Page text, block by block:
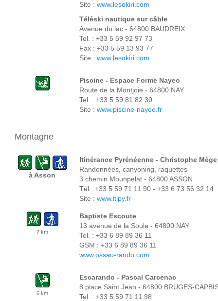
Site : www.lesokiri.com
Téléski nautique sur câble
Avenue du lac - 64800 BAUDREIX
Tel. : +33 5 59 92 97 73
Fax : +33 5 59 13 93 77
Site : www.lesokiri.com
Piscine - Espace Forme Nayeo
Route de la Montjoie - 64800 NAY
Tel. : +33 5 59 81 82 30
Site : www.piscine-nayeo.fr
Montagne
à Asson
Itinérance Pyrénéenne - Christophe Mège
Randonnées, canyoning, raquettes
3 chemin Mounpelat - 64800 ASSON
Tél : +33 5 59 71 11 90 - +33 6 73 56 32 14
Site : www.itipy.fr
7 km
Baptiste Escoute
13 avenue de la Soule - 64800 NAY
Tel. : +33 6 89 89 36 11
GSM : +33 6 89 89 36 11
www.ossau-rando.com
6 km
Escarando - Pascal Carcenac
8 place Saint Jean - 64800 BRUGES-
Tel. : +33 5 59 71 11 98